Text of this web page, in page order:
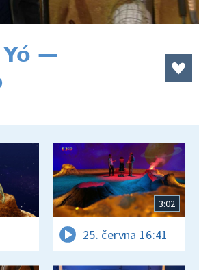
—
3:02
25. června 16:41